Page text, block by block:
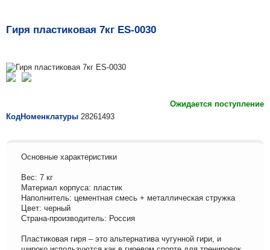
Гиря пластиковая 7кг ES-0030
Ожидается поступление
КодНоменклатуры 28261493
Основные характеристики
Вес: 7 кг
Материал корпуса: пластик
Наполнитель: цементная смесь + металлическая стружка
Цвет: черный
Страна-производитель: Россия
Пластиковая гиря – это альтернатива чугунной гири, и